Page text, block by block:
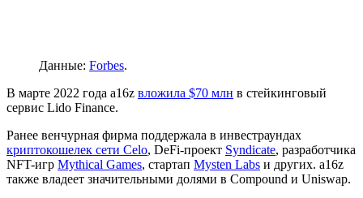
Данные: Forbes.
В марте 2022 года a16z вложила $70 млн в стейкинговый
сервис Lido Finance.
Ранее венчурная фирма поддержала в инвестраундах
криптокошелек сети Celo, DeFi-проект Syndicate, разработчика
NFT-игр Mythical Games, стартап Mysten Labs и других. a16z
также владеет значительными долями в Compound и Uniswap.